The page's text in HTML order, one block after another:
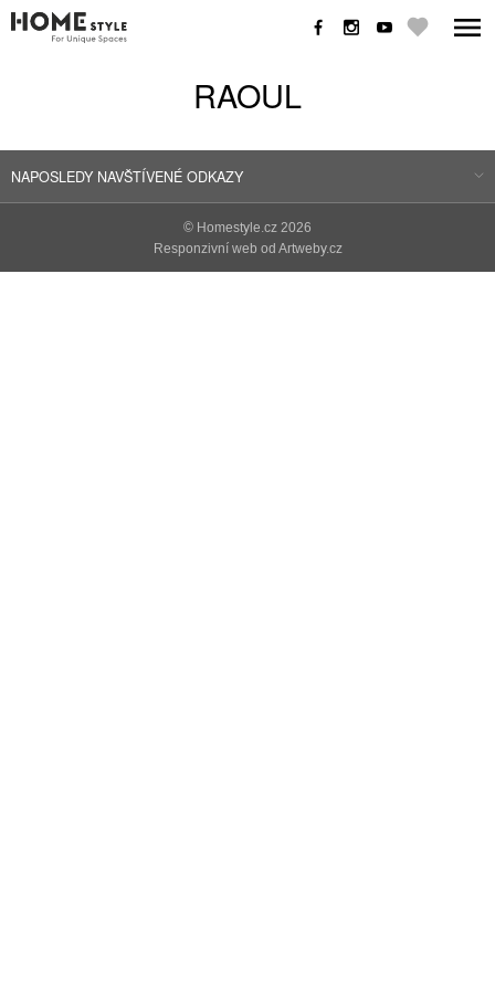
RAOUL
NAPOSLEDY NAVŠTÍVENÉ ODKAZY
© Homestyle.cz 2026
Responzivní web od Artweby.cz